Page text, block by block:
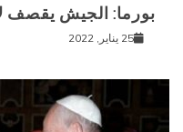
بورما: الجيش يقصف
25 يناير, 2022